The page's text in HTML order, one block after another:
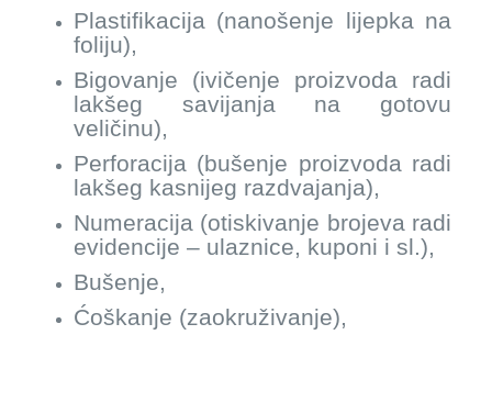
Plastifikacija (nanošenje lijepka na
foliju),
Bigovanje (ivičenje proizvoda radi
lakšeg savijanja na gotovu
veličinu),
Perforacija (bušenje proizvoda radi
lakšeg kasnijeg razdvajanja),
Numeracija (otiskivanje brojeva radi
evidencije – ulaznice, kuponi i sl.),
Bušenje,
Ćoškanje (zaokruživanje),